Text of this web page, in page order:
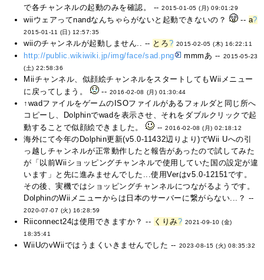
で各チャンネルの起動のみを確認。 --2015-01-05 (月) 09:01:29
wiiウェアってnandなんちゃらがないと起動できないの？ -- a?
2015-01-11 (日) 12:57:35
wiiのチャンネルが起動しません.. -- とろ? 2015-02-05 (木) 16:22:11
http://public.wikiwiki.jp/img/face/sad.png mmmあ -- 2015-05-23
(土) 22:58:36
Miiチャンネル、似顔絵チャンネルをスタートしてもWiiメニュー
に戻ってしまう。
-- 2016-02-08 (月) 01:30:44
↑wadファイルをゲームのISOファイルがあるフォルダと同じ所へ
コピーし、Dolphinでwadを表示させ、それをダブルクリックで起
動することで似顔絵できました。
--2016-02-08 (月) 02:18:12
海外にて今年のDolphin更新(v5.0-11432辺りより)でWii Uへの引
っ越しチャンネルが正常動作したと報告があったので試してみた
が「以前Wiiショッピングチャンネルで使用していた国の設定が違
います」と先に進みませんでした...使用Verはv5.0-12151です。
その後、実機ではショッピングチャンネルにつながるようです。
DolphinのWiiメニューからは日本のサーバーに繋がらない...？ --
2020-07-07 (火) 16:28:59
Riiconnect24は使用できますか？ -- くりみ? 2021-09-10 (金)
18:35:41
WiiUのvWiiではうまくいきませんでした -- 2023-08-15 (火) 08:35:32